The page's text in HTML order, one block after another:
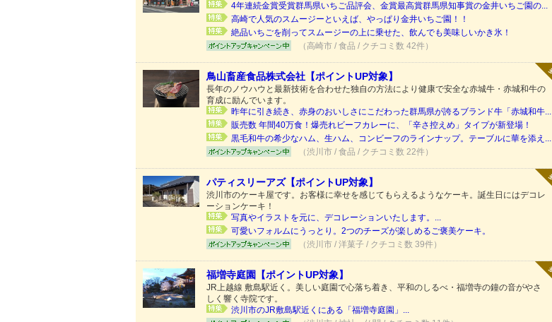
4年連続金賞受賞群馬県いちご品評会、金賞最高賞群馬県知事賞の金井いちご園の...
高崎で人気のスムージーといえば、やっぱり金井いちご園！！
絶品いちごを削ってスムージーの上に乗せた、飲んでも美味しいかき氷！
（高崎市 / 食品 / クチコミ数 42件）
鳥山畜産食品株式会社【ポイントUP対象】
長年のノウハウと最新技術を合わせた独自の方法により健康で安全な赤城牛・赤城和牛の
育成に励んでいます。
昨年に引き続き、赤身のおいしさにこだわった群馬県が誇るブランド牛「赤城和牛...
販売数 年間40万食！爆売れビーフカレーに、「辛さ控えめ」タイプが新登場！
黒毛和牛の希少なハム、生ハム、コンビーフのラインナップ。テーブルに華を添え...
（渋川市 / 食品 / クチコミ数 22件）
パティスリーアズ【ポイントUP対象】
渋川市のケーキ屋です。お客様に幸せを感じてもらえるようなケーキ。誕生日にはデコレ
ーションケーキ！
写真やイラストを元に、デコレーションいたします。...
可愛いフォルムにうっとり。2つのチーズが楽しめるご褒美ケーキ。
（渋川市 / 洋菓子 / クチコミ数 39件）
福増寺庭園【ポイントUP対象】
JR上越線 敷島駅近く。美しい庭園で心落ち着き、平和のしるべ・福増寺の鐘の音がやさ
しく響く寺院です。
渋川市のJR敷島駅近くにある「福増寺庭園」...